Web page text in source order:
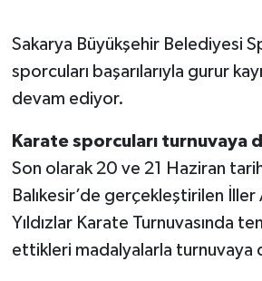
Sakarya Büyükşehir Belediyesi
sporcuları başarılarıyla gurur
devam ediyor.
Karate sporcuları turnuvaya
Son olarak 20 ve 21 Haziran
Balıkesir’de gerçekleştirilen İller
Yıldızlar Karate Turnuvasında
ettikleri madalyalarla turnuvaya